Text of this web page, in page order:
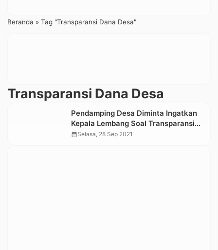
Beranda » Tag "Transparansi Dana Desa"
Transparansi Dana Desa
Pendamping Desa Diminta Ingatkan
Kepala Lembang Soal Transparansi
Anggaran
calendar_monthSelasa, 28 Sep 2021